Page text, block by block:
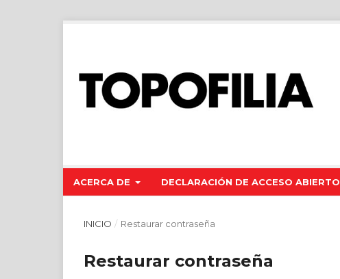
ACERCA DE DECLARACIÓN DE ACCESO ABIERTO
INICIO / Restaurar contraseña
Restaurar contraseña